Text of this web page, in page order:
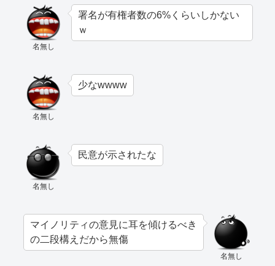
名無し
署名が有権者数の6%くらいしかない
ｗ
名無し
少なwwww
名無し
民意が示されたな
名無し
マイノリティの意見に耳を傾けるべき
の二段構えだから無傷